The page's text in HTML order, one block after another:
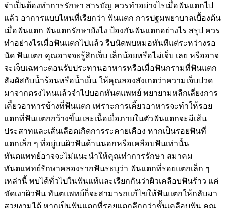
จำเป็นต้องทำการรักษา สารบัญ ควรทำอย่างไรเมื่อฟันแตกไป
แล้ว อาการแบบไหนที่เรียกว่า ฟันแตก การปฐมพยาบาลเบื้องต้น
เมื่อฟันแตก ฟันแตกรักษายังไง ป้องกันฟันแตกอย่างไร สรุป ควร
ทำอย่างไรเมื่อฟันแตกไปแล้ว รีบนัดพบหมอทันทีแต่ระหว่างรอ
นัด ฟันแตก คุณอาจจะรู้สึกเจ็บ เล็กน้อยหรือไม่เจ็บ เลย หรืออาจ
จะเจ็บเฉพาะตอนรับประทานอาหารหรือเมื่อฟันกรามที่ฟันแตก
สัมผัสกับน้ำร้อนหรือน้ำเย็น ให้คุณลองสังเกตว่าความเจ็บปวด
มาจากตรงไหนแล้วจำไปบอกทันตแพทย์ พยายามหลีกเลี่ยงการ
เคี้ยวอาหารข้างที่ฟันแตก เพราะการเคี้ยวอาหารจะทำให้รอย
แตกที่ฟันแตกกว้างขึ้นและเนื้อเยื่อภายในตัวฟันแตกจะมีเส้น
ประสาทและเส้นเลือดเกิดการระคายเคือง หากเป็นรอยฟันที่
แตกเล็ก ๆ ที่อยู่บนผิวฟันด้านนอกหรือเคลือบฟันเท่านั้น
ทันตแพทย์อาจจะไม่แนะนำให้คุณทำการรักษา สมาคม
ทันตแพทย์รักษาคลองรากฟันระบุว่า ฟันแตกที่รอยแตกเล็ก ๆ
เหล่านี้ พบได้ทั่วไปในฟันแท้และเรียกกันว่าผิวเคลือบฟันร้าว แค่
ขัดเงาผิวฟัน ทันตแพทย์ก็จะสามารถแก้ไขให้ฟันแตกให้กลับมา
สวยงามได้ หากเป็นฟันแตกที่รอยแตกลึกกว่าชั้นเคลือบฟัน คุณ